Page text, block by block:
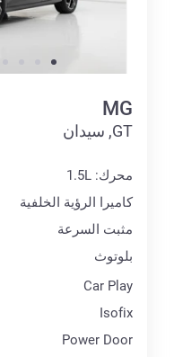
MG
GT, سيدان
محرك: 1.5L
كاميرا الرؤية الخلفية
مثبت السرعة
بلوتوث
Car Play
Isofix
Power Door